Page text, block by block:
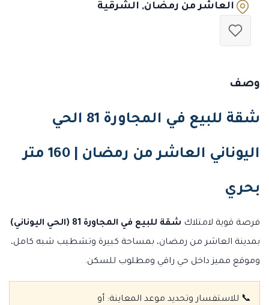
العاشر من رمضان, الشرقية
وصف
شقة للبيع في المجاورة 81 الحي
اليوناني العاشر من رمضان | 160 متر
بحري
فرصة قوية لامتلاك شقة للبيع في المجاورة 81 (الحي اليوناني)
بمدينة العاشر من رمضان، بمساحة كبيرة وتشطيب شبه كامل،
وموقع مميز داخل حي راقي ومطلوب للسكن.
📞 للاستفسار وتحديد موعد المعاينة: أو